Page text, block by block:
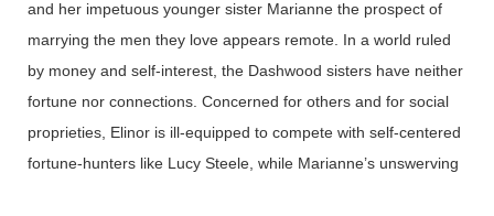
and her impetuous younger sister Marianne the prospect of
marrying the men they love appears remote. In a world ruled
by money and self-interest, the Dashwood sisters have neither
fortune nor connections. Concerned for others and for social
proprieties, Elinor is ill-equipped to compete with self-centered
fortune-hunters like Lucy Steele, while Marianne’s unswerving